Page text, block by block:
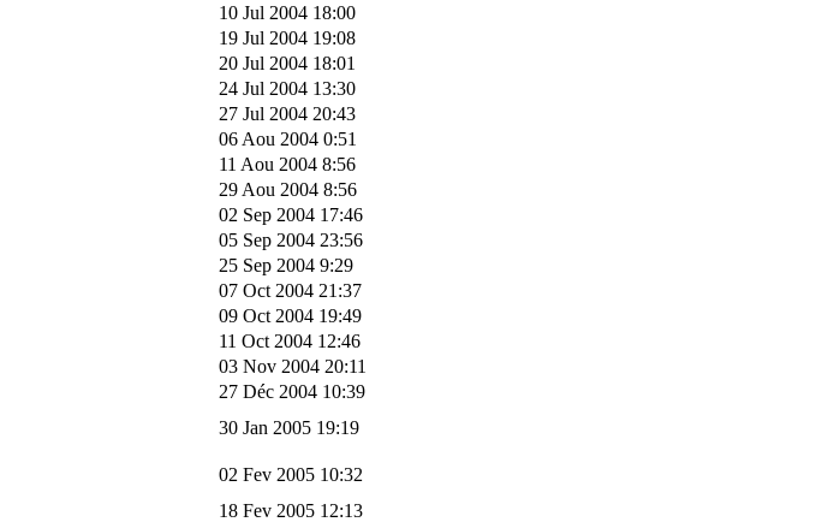
10 Jul 2004 18:00
19 Jul 2004 19:08
20 Jul 2004 18:01
24 Jul 2004 13:30
27 Jul 2004 20:43
06 Aou 2004 0:51
11 Aou 2004 8:56
29 Aou 2004 8:56
02 Sep 2004 17:46
05 Sep 2004 23:56
25 Sep 2004 9:29
07 Oct 2004 21:37
09 Oct 2004 19:49
11 Oct 2004 12:46
03 Nov 2004 20:11
27 Déc 2004 10:39
30 Jan 2005 19:19
02 Fev 2005 10:32
18 Fev 2005 12:13